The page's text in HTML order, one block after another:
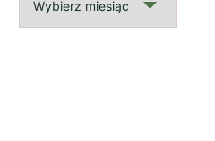
wpisy